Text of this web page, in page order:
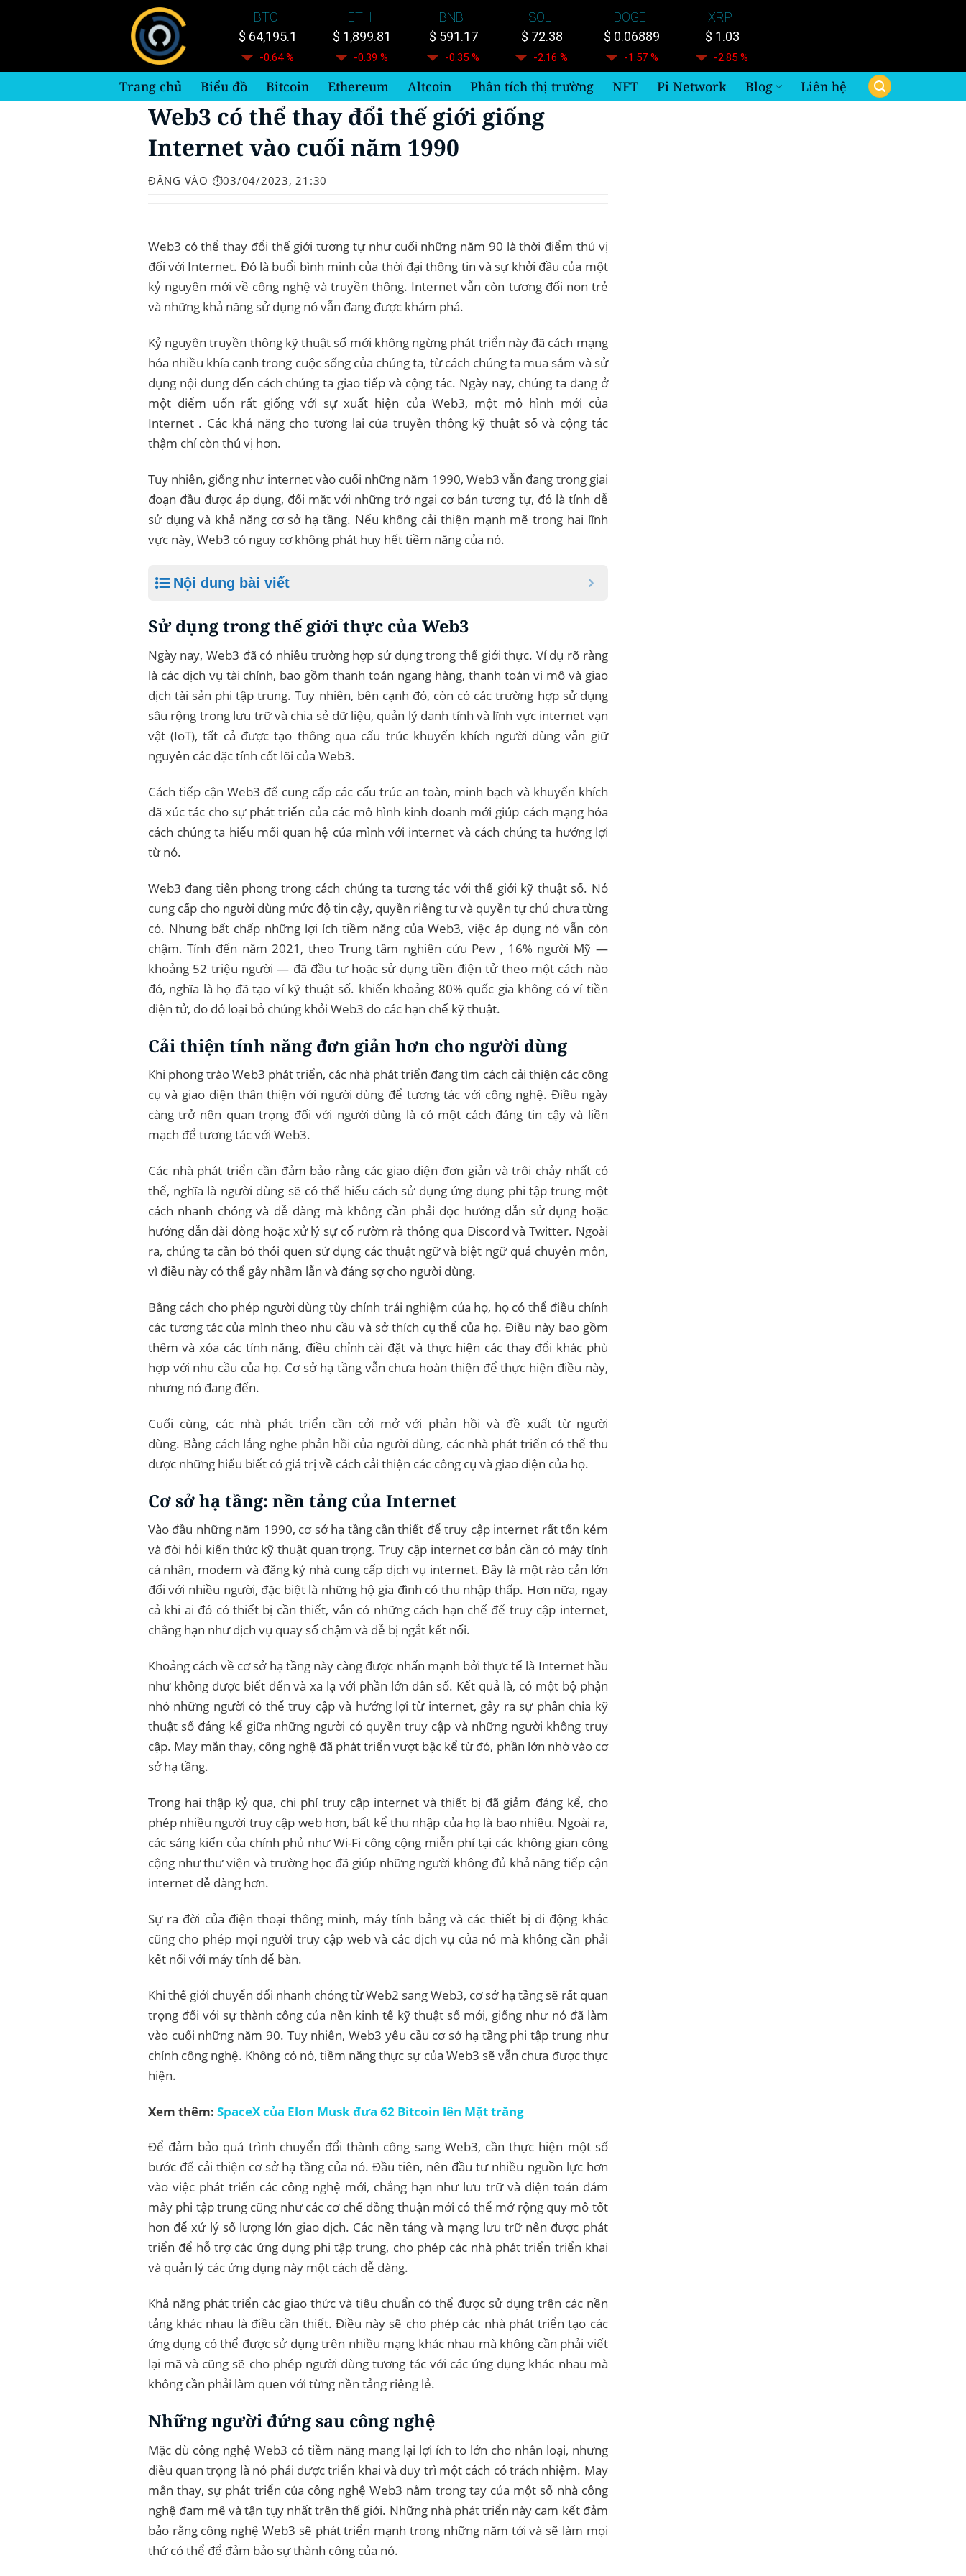
BTC
$ 64,195.1
-0.64 %
ETH
$ 1,899.81
-0.39 %
BNB
$ 591.17
-0.35 %
SOL
$ 72.38
-2.16 %
DOGE
$ 0.06889
-1.57 %
XRP
$ 1.03
-2.85 %
Trang chủ Biểu đồ Bitcoin Ethereum Altcoin Phân tích thị trường NFT Pi Network Blog Liên hệ
Web3 có thể thay đổi thế giới giống
Internet vào cuối năm 1990
ĐĂNG VÀO ⏱️03/04/2023, 21:30
Web3 có thể thay đổi thế giới tương tự như cuối những năm 90 là thời điểm thú vị
đối với Internet. Đó là buổi bình minh của thời đại thông tin và sự khởi đầu của một
kỷ nguyên mới về công nghệ và truyền thông. Internet vẫn còn tương đối non trẻ
và những khả năng sử dụng nó vẫn đang được khám phá.
Kỷ nguyên truyền thông kỹ thuật số mới không ngừng phát triển này đã cách mạng
hóa nhiều khía cạnh trong cuộc sống của chúng ta, từ cách chúng ta mua sắm và sử
dụng nội dung đến cách chúng ta giao tiếp và cộng tác. Ngày nay, chúng ta đang ở
một điểm uốn rất giống với sự xuất hiện của Web3, một mô hình mới của
Internet . Các khả năng cho tương lai của truyền thông kỹ thuật số và cộng tác
thậm chí còn thú vị hơn.
Tuy nhiên, giống như internet vào cuối những năm 1990, Web3 vẫn đang trong giai
đoạn đầu được áp dụng, đối mặt với những trở ngại cơ bản tương tự, đó là tính dễ
sử dụng và khả năng cơ sở hạ tầng. Nếu không cải thiện mạnh mẽ trong hai lĩnh
vực này, Web3 có nguy cơ không phát huy hết tiềm năng của nó.
Nội dung bài viết
Sử dụng trong thế giới thực của Web3
Ngày nay, Web3 đã có nhiều trường hợp sử dụng trong thế giới thực. Ví dụ rõ ràng
là các dịch vụ tài chính, bao gồm thanh toán ngang hàng, thanh toán vi mô và giao
dịch tài sản phi tập trung. Tuy nhiên, bên cạnh đó, còn có các trường hợp sử dụng
sâu rộng trong lưu trữ và chia sẻ dữ liệu, quản lý danh tính và lĩnh vực internet vạn
vật (IoT), tất cả được tạo thông qua cấu trúc khuyến khích người dùng vẫn giữ
nguyên các đặc tính cốt lõi của Web3.
Cách tiếp cận Web3 để cung cấp các cấu trúc an toàn, minh bạch và khuyến khích
đã xúc tác cho sự phát triển của các mô hình kinh doanh mới giúp cách mạng hóa
cách chúng ta hiểu mối quan hệ của mình với internet và cách chúng ta hưởng lợi
từ nó.
Web3 đang tiên phong trong cách chúng ta tương tác với thế giới kỹ thuật số. Nó
cung cấp cho người dùng mức độ tin cậy, quyền riêng tư và quyền tự chủ chưa từng
có. Nhưng bất chấp những lợi ích tiềm năng của Web3, việc áp dụng nó vẫn còn
chậm. Tính đến năm 2021, theo Trung tâm nghiên cứu Pew , 16% người Mỹ —
khoảng 52 triệu người — đã đầu tư hoặc sử dụng tiền điện tử theo một cách nào
đó, nghĩa là họ đã tạo ví kỹ thuật số. khiến khoảng 80% quốc gia không có ví tiền
điện tử, do đó loại bỏ chúng khỏi Web3 do các hạn chế kỹ thuật.
Cải thiện tính năng đơn giản hơn cho người dùng
Khi phong trào Web3 phát triển, các nhà phát triển đang tìm cách cải thiện các công
cụ và giao diện thân thiện với người dùng để tương tác với công nghệ. Điều ngày
càng trở nên quan trọng đối với người dùng là có một cách đáng tin cậy và liền
mạch để tương tác với Web3.
Các nhà phát triển cần đảm bảo rằng các giao diện đơn giản và trôi chảy nhất có
thể, nghĩa là người dùng sẽ có thể hiểu cách sử dụng ứng dụng phi tập trung một
cách nhanh chóng và dễ dàng mà không cần phải đọc hướng dẫn sử dụng hoặc
hướng dẫn dài dòng hoặc xử lý sự cố rườm rà thông qua Discord và Twitter. Ngoài
ra, chúng ta cần bỏ thói quen sử dụng các thuật ngữ và biệt ngữ quá chuyên môn,
vì điều này có thể gây nhầm lẫn và đáng sợ cho người dùng.
Bằng cách cho phép người dùng tùy chỉnh trải nghiệm của họ, họ có thể điều chỉnh
các tương tác của mình theo nhu cầu và sở thích cụ thể của họ. Điều này bao gồm
thêm và xóa các tính năng, điều chỉnh cài đặt và thực hiện các thay đổi khác phù
hợp với nhu cầu của họ. Cơ sở hạ tầng vẫn chưa hoàn thiện để thực hiện điều này,
nhưng nó đang đến.
Cuối cùng, các nhà phát triển cần cởi mở với phản hồi và đề xuất từ ​​​​người
dùng. Bằng cách lắng nghe phản hồi của người dùng, các nhà phát triển có thể thu
được những hiểu biết có giá trị về cách cải thiện các công cụ và giao diện của họ.
Cơ sở hạ tầng: nền tảng của Internet
Vào đầu những năm 1990, cơ sở hạ tầng cần thiết để truy cập internet rất tốn kém
và đòi hỏi kiến ​​thức kỹ thuật quan trọng. Truy cập internet cơ bản cần có máy tính
cá nhân, modem và đăng ký nhà cung cấp dịch vụ internet. Đây là một rào cản lớn
đối với nhiều người, đặc biệt là những hộ gia đình có thu nhập thấp. Hơn nữa, ngay
cả khi ai đó có thiết bị cần thiết, vẫn có những cách hạn chế để truy cập internet,
chẳng hạn như dịch vụ quay số chậm và dễ bị ngắt kết nối.
Khoảng cách về cơ sở hạ tầng này càng được nhấn mạnh bởi thực tế là Internet hầu
như không được biết đến và xa lạ với phần lớn dân số. Kết quả là, có một bộ phận
nhỏ những người có thể truy cập và hưởng lợi từ internet, gây ra sự phân chia kỹ
thuật số đáng kể giữa những người có quyền truy cập và những người không truy
cập. May mắn thay, công nghệ đã phát triển vượt bậc kể từ đó, phần lớn nhờ vào cơ
sở hạ tầng.
Trong hai thập kỷ qua, chi phí truy cập internet và thiết bị đã giảm đáng kể, cho
phép nhiều người truy cập web hơn, bất kể thu nhập của họ là bao nhiêu. Ngoài ra,
các sáng kiến ​​của chính phủ như Wi-Fi công cộng miễn phí tại các không gian công
cộng như thư viện và trường học đã giúp những người không đủ khả năng tiếp cận
internet dễ dàng hơn.
Sự ra đời của điện thoại thông minh, máy tính bảng và các thiết bị di động khác
cũng cho phép mọi người truy cập web và các dịch vụ của nó mà không cần phải
kết nối với máy tính để bàn.
Khi thế giới chuyển đổi nhanh chóng từ Web2 sang Web3, cơ sở hạ tầng sẽ rất quan
trọng đối với sự thành công của nền kinh tế kỹ thuật số mới, giống như nó đã làm
vào cuối những năm 90. Tuy nhiên, Web3 yêu cầu cơ sở hạ tầng phi tập trung như
chính công nghệ. Không có nó, tiềm năng thực sự của Web3 sẽ vẫn chưa được thực
hiện.
Xem thêm: SpaceX của Elon Musk đưa 62 Bitcoin lên Mặt trăng
Để đảm bảo quá trình chuyển đổi thành công sang Web3, cần thực hiện một số
bước để cải thiện cơ sở hạ tầng của nó. Đầu tiên, nên đầu tư nhiều nguồn lực hơn
vào việc phát triển các công nghệ mới, chẳng hạn như lưu trữ và điện toán đám
mây phi tập trung cũng như các cơ chế đồng thuận mới có thể mở rộng quy mô tốt
hơn để xử lý số lượng lớn giao dịch. Các nền tảng và mạng lưu trữ nên được phát
triển để hỗ trợ các ứng dụng phi tập trung, cho phép các nhà phát triển triển khai
và quản lý các ứng dụng này một cách dễ dàng.
Khả năng phát triển các giao thức và tiêu chuẩn có thể được sử dụng trên các nền
tảng khác nhau là điều cần thiết. Điều này sẽ cho phép các nhà phát triển tạo các
ứng dụng có thể được sử dụng trên nhiều mạng khác nhau mà không cần phải viết
lại mã và cũng sẽ cho phép người dùng tương tác với các ứng dụng khác nhau mà
không cần phải làm quen với từng nền tảng riêng lẻ.
Những người đứng sau công nghệ
Mặc dù công nghệ Web3 có tiềm năng mang lại lợi ích to lớn cho nhân loại, nhưng
điều quan trọng là nó phải được triển khai và duy trì một cách có trách nhiệm. May
mắn thay, sự phát triển của công nghệ Web3 nằm trong tay của một số nhà công
nghệ đam mê và tận tụy nhất trên thế giới. Những nhà phát triển này cam kết đảm
bảo rằng công nghệ Web3 sẽ phát triển mạnh trong những năm tới và sẽ làm mọi
thứ có thể để đảm bảo sự thành công của nó.